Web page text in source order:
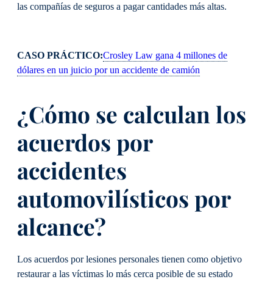
las compañías de seguros a pagar cantidades más altas.
CASO PRÁCTICO:Crosley Law gana 4 millones de
dólares en un juicio por un accidente de camión
¿Cómo se calculan los
acuerdos por
accidentes
automovilísticos por
alcance?
Los acuerdos por lesiones personales tienen como objetivo
restaurar a las víctimas lo más cerca posible de su estado